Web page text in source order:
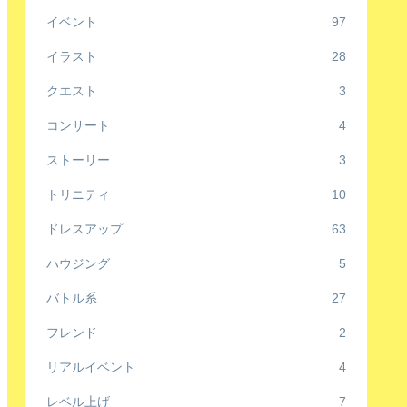
イベント 97
イラスト 28
クエスト 3
コンサート 4
ストーリー 3
トリニティ 10
ドレスアップ 63
ハウジング 5
バトル系 27
フレンド 2
リアルイベント 4
レベル上げ 7